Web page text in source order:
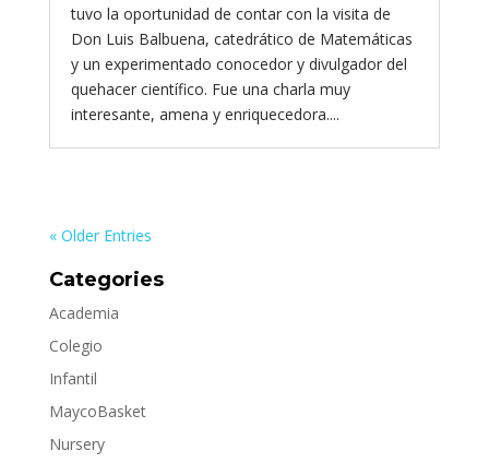
tuvo la oportunidad de contar con la visita de
Don Luis Balbuena, catedrático de Matemáticas
y un experimentado conocedor y divulgador del
quehacer científico. Fue una charla muy
interesante, amena y enriquecedora....
« Older Entries
Categories
Academia
Colegio
Infantil
MaycoBasket
Nursery